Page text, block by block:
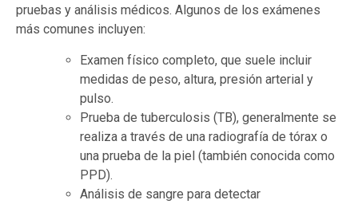
pruebas y análisis médicos. Algunos de los exámenes
más comunes incluyen:
Examen físico completo, que suele incluir
medidas de peso, altura, presión arterial y
pulso.
Prueba de tuberculosis (TB), generalmente se
realiza a través de una radiografía de tórax o
una prueba de la piel (también conocida como
PPD).
Análisis de sangre para detectar